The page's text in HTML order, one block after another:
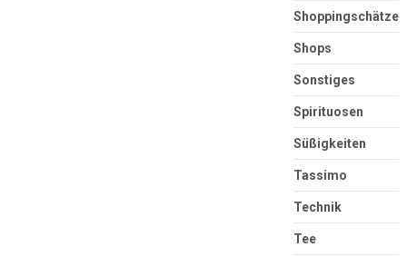
Shoppingschätze
Shops
Sonstiges
Spirituosen
Süßigkeiten
Tassimo
Technik
Tee